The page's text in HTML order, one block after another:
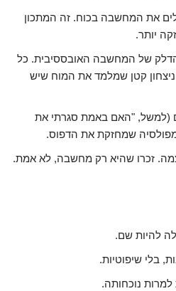
את המחשבה בכוח. זה המתכון
יותר.
של המחשבה האובססיבית. כל
קטן שמלמד את המוח שיש
(למשל, "האם באמת סגרתי את
שמחזקת את הדפוס.
זכרו שהיא רק מחשבה, לא אמת.
להיות שם.
בלי שיפוטיות.
למרות נוכחותה.